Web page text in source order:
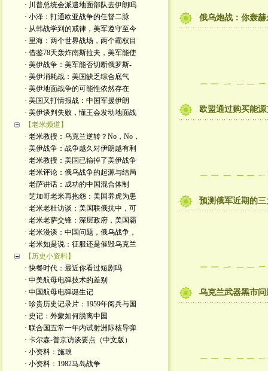
· 川普总统会派遣地面部队去伊朗吗
· 小泽：打通欧亚战争的任督二脉
· 从韩战学到的戒律，美军遵守至今
· 里海：两个世界战场，两个霸权目
· 借鉴78天轰炸南斯拉夫，美军能使
· 美伊战争：美军能否切断俄罗斯-
· 美伊消耗战：美国缺乏综合底气
· 美伊地面战争的可能性依然存在
· 美国又打情报战：中国军援伊朗
· 美伊谈判失败，懂王会发动地面战
【老米频道】
· 老米教授：乌克兰逆转？No，No，
· 美伊战争：战争越久对伊朗越有利
· 老米教授：美国已输掉了美伊战争
· 老米评论：俄乌战争的起源与结局
· 老萨讲话：成功的中国混合体制
· 芝加哥老米再抱怨：美国养虎为患
· 老米老杜访谈：美国联俄抗中，可
· 老米老萨交锋：深层政府，美国霸
· 老米漫谈：中国问题，俄乌战争，
· 老米如是说：征服还是催毁乌克兰
【历史小资料】
· 快餐时代：最近你看过短剧吗
· 中美航母电弹技术的差别
· 中国航母电弹诞生记
· 珍贵历史记录片：1959年阅兵与国
· 史记：外蒙如何脱离中国
· 联合国五常一年内试射洲际核导弹
· 卡尔森-普京访谈要点（中文版）
· 小资料：施琅
· 小资料：1982马岛战争
俄乌炮战：你轰
欧盟通过购买能
预测俄军近期的
乌克兰武器黑市